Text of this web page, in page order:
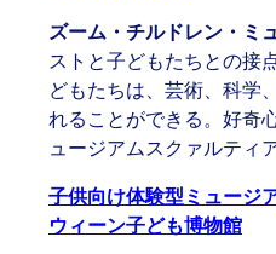
ズーム・チルドレン・ミ
ストと子どもたちとの接
どもたちは、芸術、科学
れることができる。好奇
ュージアムスクァルティ
子供向け体験型ミュージ
ウィーン子ども博物館